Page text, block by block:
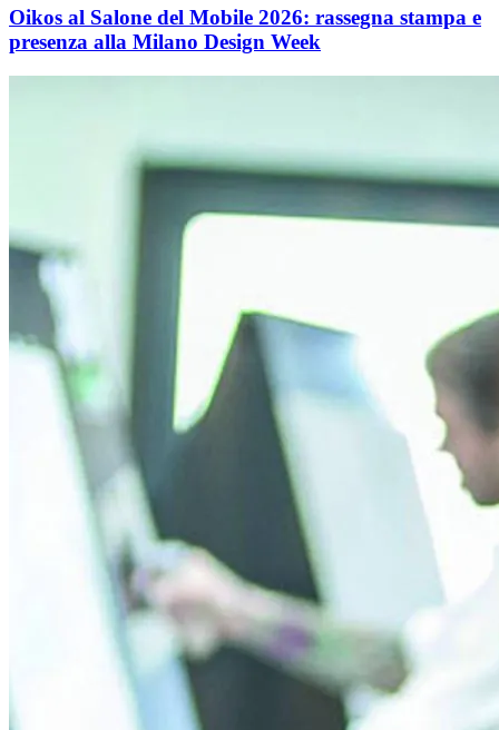
Oikos al Salone del Mobile 2026: rassegna stampa e
presenza alla Milano Design Week